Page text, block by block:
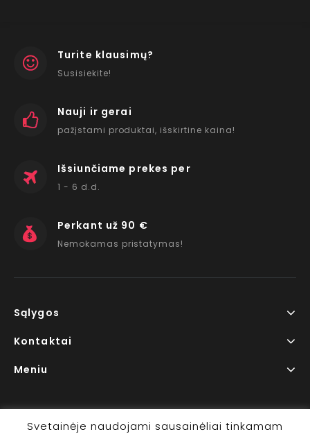
Turite klausimų?
Susisiekite!
Nauji ir gerai
pažįstami produktai, išskirtine kaina!
Išsiunčiame prekes per
1 - 6 d.d.
Perkant už 90 €
Nemokamas pristatymas!
Sąlygos
Kontaktai
Meniu
Svetainėje naudojami sausainėliai tinkamam